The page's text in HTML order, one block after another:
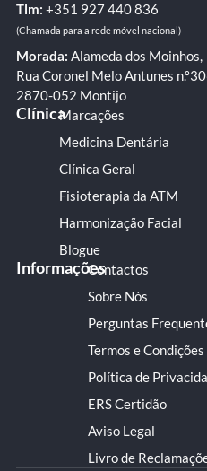
Tlm: +351 ‭927 440 836
(Chamada para a rede móvel nacional)
Morada: Alameda dos Moinhos,
Rua Coronel Melo Antunes
2870-052 Montijo
ClínicaMarcações
Medicina Dentária
Clínica Geral
Fisioterapia da ATM
Harmonização Facial
Blogue
InformaçõesContactos
Sobre Nós
Perguntas
Termos e Condições
Política de
ERS Certidão
Aviso Legal
Livro de